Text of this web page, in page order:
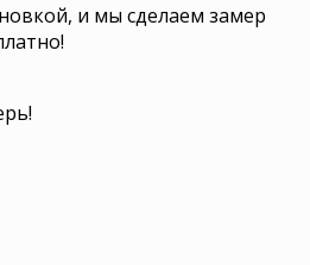
и мы сделаем замер